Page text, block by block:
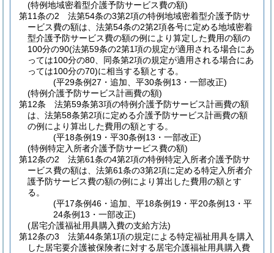
(特例地域密着型介護予防サービス費の額)
第11条の2
法第54条の3第2項の特例地域密着型介護予防サ
ービス費の額は、法第54条の2第2項各号に定める地域密着
型介護予防サービス費の額の例により算定した費用の額の
100分の90(法第59条の2第1項の規定が適用される場合にあ
っては100分の80、同条第2項の規定が適用される場合にあ
っては100分の70)に相当する額とする。
(平29条例27・追加、平30条例13・一部改正)
(特例介護予防サービス計画費の額)
第12条
法第59条第3項の特例介護予防サービス計画費の額
は、法第58条第2項に定める介護予防サービス計画費の額
の例により算出した費用の額とする。
(平18条例19・平30条例13・一部改正)
(特例特定入所者介護予防サービス費の額)
第12条の2
法第61条の4第2項の特例特定入所者介護予防サ
ービス費の額は、法第61条の3第2項に定める特定入所者介
護予防サービス費の額の例により算出した費用の額とす
る。
(平17条例46・追加、平18条例19・平20条例13・平
24条例13・一部改正)
(居宅介護福祉用具購入費の支給方法)
第12条の3
法第44条第1項の規定による特定福祉用具を購入
した居宅要介護被保険者に対する居宅介護福祉用具購入費